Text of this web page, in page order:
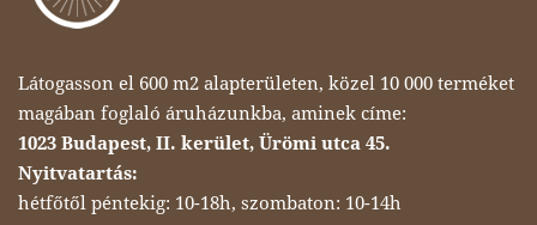
Látogasson el 600 m2 alapterületen, közel 10 000 terméket
magában foglaló áruházunkba, aminek címe:
1023 Budapest, II. kerület, Ürömi utca 45.
Nyitvatartás:
hétfőtől péntekig: 10-18h, szombaton: 10-14h